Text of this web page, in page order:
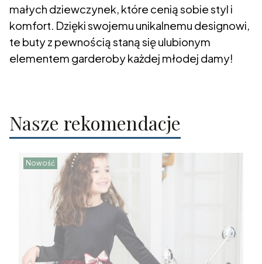
małych dziewczynek, które cenią sobie styl i
komfort. Dzięki swojemu unikalnemu designowi,
te buty z pewnością staną się ulubionym
elementem garderoby każdej młodej damy!
Nasze rekomendacje
Nowość